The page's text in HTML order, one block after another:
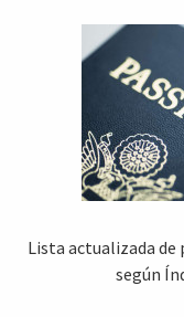
Lista actualizada de
según